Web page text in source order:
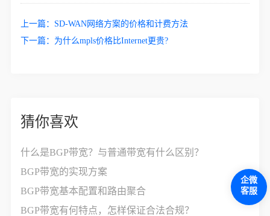
上一篇： SD-WAN网络方案的价格和计费方法
下一篇： 为什么mpls价格比Internet更贵?
猜你喜欢
什么是BGP带宽？与普通带宽有什么区别？
BGP带宽的实现方案
BGP带宽基本配置和路由聚合
BGP带宽有何特点，怎样保证合法合规？
企微
客服